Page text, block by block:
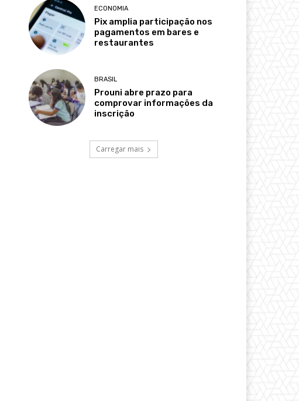
ECONOMIA
Pix amplia participação nos
pagamentos em bares e
restaurantes
BRASIL
Prouni abre prazo para
comprovar informações da
inscrição
Carregar mais